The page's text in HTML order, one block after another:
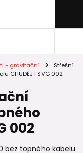
- gravitační
Střešní
CHUDĚJ | SVG 002
002